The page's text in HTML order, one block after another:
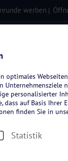
werben
optimales
personalisierter
dass auf Basis
finden Sie in
Statistik